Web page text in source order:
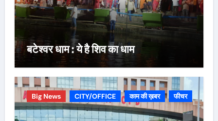
बटेश्वर धाम : ये है शिव का धाम
Big News CITY/OFFICE काम की ख़बर फीचर